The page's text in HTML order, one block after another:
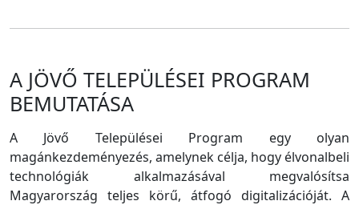
A JÖVŐ TELEPÜLÉSEI PROGRAM
BEMUTATÁSA
A Jövő Települései Program egy olyan
magánkezdeményezés, amelynek célja, hogy élvonalbeli
technológiák alkalmazásával megvalósítsa
Magyarország teljes körű, átfogó digitalizációját. A